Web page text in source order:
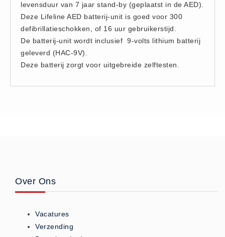
BHV kasten (0)
Evacuatie - Zaklampen (0)
Kleding - Hesjes (0)
Brandblusmiddelen
Blusdekens (1)
CO melders (2)
levensduur van 7 jaar stand-by (geplaatst in de AED).
Deze Lifeline AED batterij-unit is goed voor 300
defibrillatieschokken, of 16 uur gebruikerstijd.
De batterij-unit wordt inclusief 9-volts lithium batterij
geleverd (HAC-9V).
Deze batterij zorgt voor uitgebreide zelftesten.
Over Ons
Vacatures
Verzending